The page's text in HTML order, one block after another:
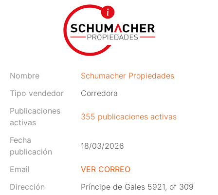
Nombre
Schumacher Propiedades
Tipo vendedor
Corredora
Publicaciones
activas
355 publicaciones activas
Fecha
publicación
18/03/2026
Email
VER CORREO
Dirección
Príncipe de Gales 5921, of 309